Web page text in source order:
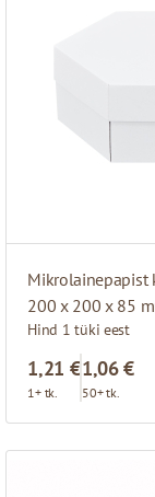
Mikrolainepapist
200 x 200 x 85
Hind 1 tüki eest
1,21 €
1+ tk.
1,06 €
50+ tk.